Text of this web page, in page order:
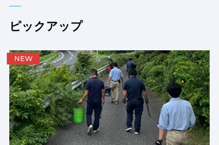
ピックアップ
NEW